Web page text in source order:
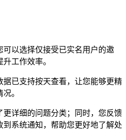
以选择仅接受已实名用户的邀
工作效率。
已支持按天查看，让您能够更精
。
详细的问题分类；同时，您反馈
系统通知，帮助您更好地了解处